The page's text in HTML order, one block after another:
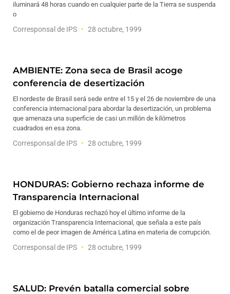
iluminará 48 horas cuando en cualquier parte de la Tierra se suspenda
o
Corresponsal de IPS 28 octubre, 1999
AMBIENTE: Zona seca de Brasil acoge
conferencia de desertización
El nordeste de Brasil será sede entre el 15 y el 26 de noviembre de una
conferencia internacional para abordar la desertización, un problema
que amenaza una superficie de casi un millón de kilómetros
cuadrados en esa zona.
Corresponsal de IPS 28 octubre, 1999
HONDURAS: Gobierno rechaza informe de
Transparencia Internacional
El gobierno de Honduras rechazó hoy el último informe de la
organización Transparencia Internacional, que señala a este país
como el de peor imagen de América Latina en materia de corrupción.
Corresponsal de IPS 28 octubre, 1999
SALUD: Prevén batalla comercial sobre